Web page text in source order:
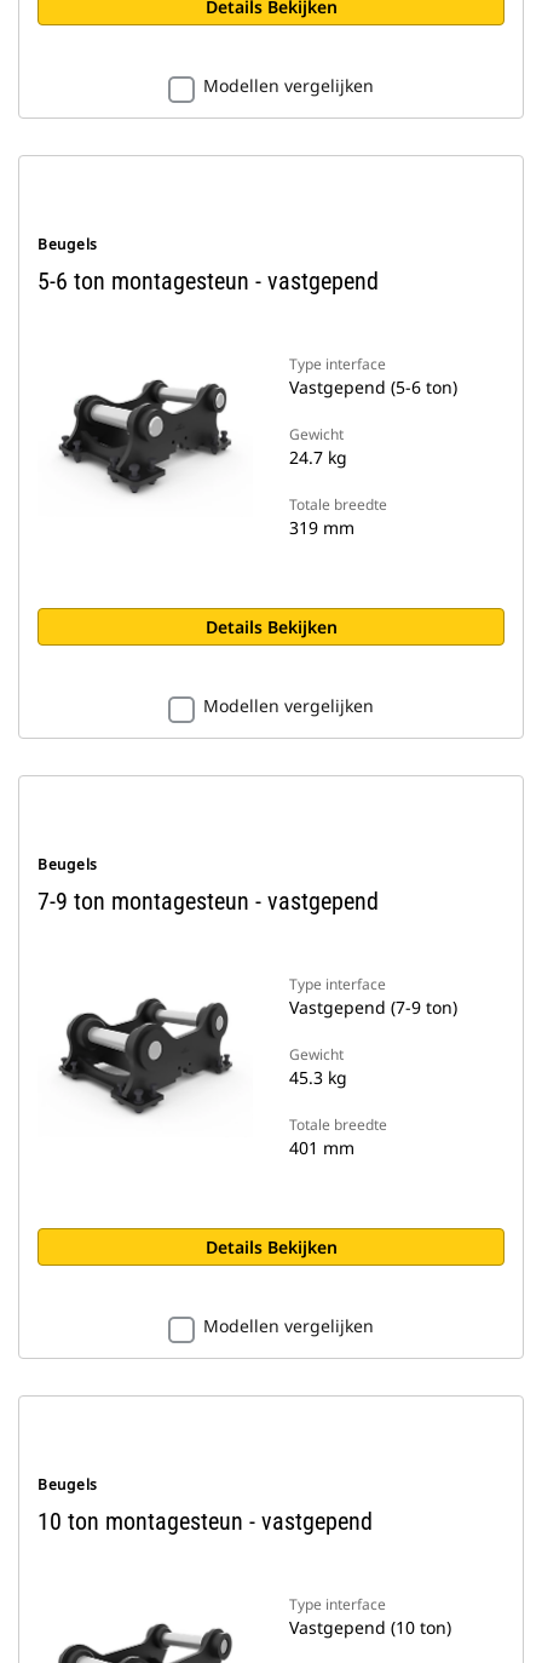
Details Bekijken
Modellen vergelijken
Beugels
5-6 ton montagesteun - vastgepend
Type interface
Vastgepend (5-6 ton)
Gewicht
24.7 kg
Totale breedte
319 mm
Details Bekijken
Modellen vergelijken
Beugels
7-9 ton montagesteun - vastgepend
Type interface
Vastgepend (7-9 ton)
Gewicht
45.3 kg
Totale breedte
401 mm
Details Bekijken
Modellen vergelijken
Beugels
10 ton montagesteun - vastgepend
Type interface
Vastgepend (10 ton)